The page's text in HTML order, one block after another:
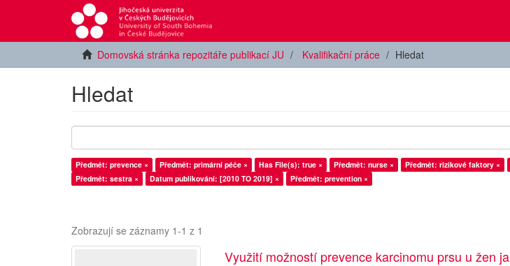
Domovská stránka repozitáře publikací JU Kvalifikační práce Hledat
Hledat
Předmět: prevence × Předmět: primární péče × Has File(s): true × Předmět: nurse × Předmět: rizikové faktory ×
Předmět: sestra ×
Datum publikování: [2010 TO 2019] × Předmět: prevention ×
Zobrazují se záznamy 1-1 z 1
Využití možností prevence karcinomu prsu u žen